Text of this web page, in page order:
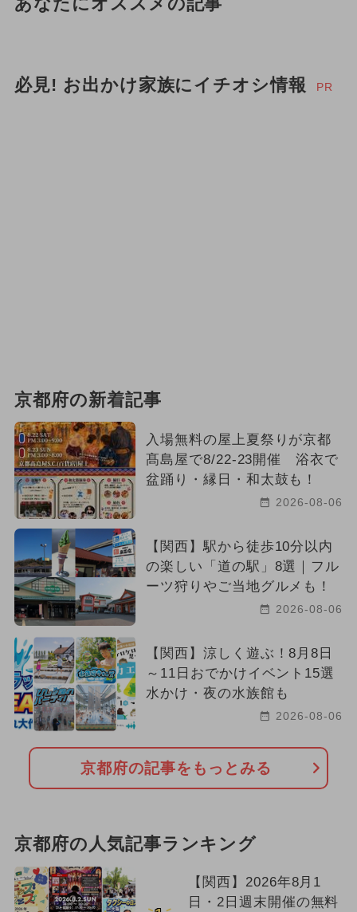
あなたにオススメの記事
必見! お出かけ家族にイチオシ情報 PR
京都府の新着記事
入場無料の屋上夏祭りが京都
髙島屋で8/22-23開催 浴衣で
盆踊り・縁日・和太鼓も！
2026-08-06
【関西】駅から徒歩10分以内
の楽しい「道の駅」8選｜フル
ーツ狩りやご当地グルメも！
2026-08-06
【関西】涼しく遊ぶ！8月8日
～11日おでかけイベント15選
水かけ・夜の水族館も
2026-08-06
京都府の記事をもっとみる
京都府の人気記事ランキング
【関西】2026年8月1
日・2日週末開催の無料